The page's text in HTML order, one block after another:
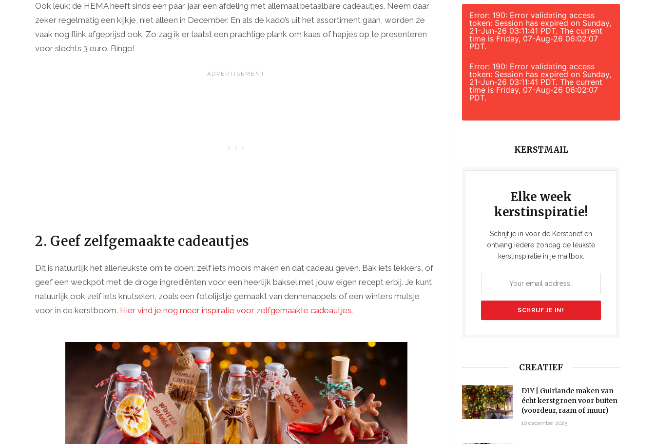
Ook leuk: de HEMA heeft sinds een paar jaar een afdeling met allemaal betaalbare cadeautjes. Neem daar
zeker regelmatig een kijkje, niet alleen in December. En als de kado’s uit het assortiment gaan, worden ze
vaak nog flink afgeprijsd ook. Zo zag ik er laatst een prachtige plank om kaas of hapjes op te presenteren
voor slechts 3 euro. Bingo!
2. Geef zelfgemaakte cadeautjes
Dit is natuurlijk het allerleukste om te doen: zelf iets moois maken en dat cadeau geven. Bak iets lekkers, of
geef een weckpot met de droge ingrediënten voor een heerlijk baksel met jouw eigen recept erbij. Je kunt
natuurlijk ook zelf iets knutselen, zoals een fotolijstje gemaakt van dennenappels of een winters mutsje
voor in de kerstboom. Hier vind je nog meer inspiratie voor zelfgemaakte cadeautjes.
Error: 190: Error validating access
token: Session has expired on Sunday,
21-Jun-26 03:11:41 PDT. The current
time is Friday, 07-Aug-26 06:02:07
PDT.
Error: 190: Error validating access
token: Session has expired on Sunday,
21-Jun-26 03:11:41 PDT. The current
time is Friday, 07-Aug-26 06:02:07
PDT.
KERSTMAIL
Elke week
kerstinspiratie!
Schrijf je in voor de Kerstbrief en
ontvang iedere zondag de leukste
kerstinspiratie in je mailbox.
CREATIEF
DIY | Guirlande maken van
écht kerstgroen voor buiten
(voordeur, raam of muur)
10 december 2025